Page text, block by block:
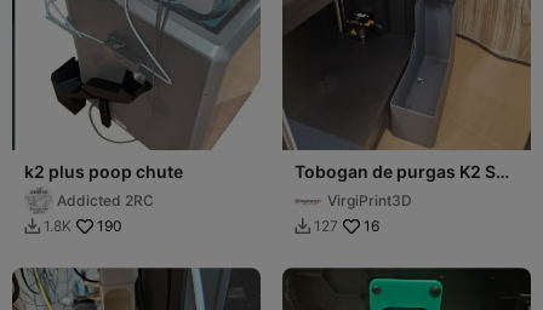
k2 plus poop chute
Addicted 2RC
 1.8K 190
Tobogan de purgas K2 SE -
K2 SE Poop chute
VirgiPrint3D
 127 16